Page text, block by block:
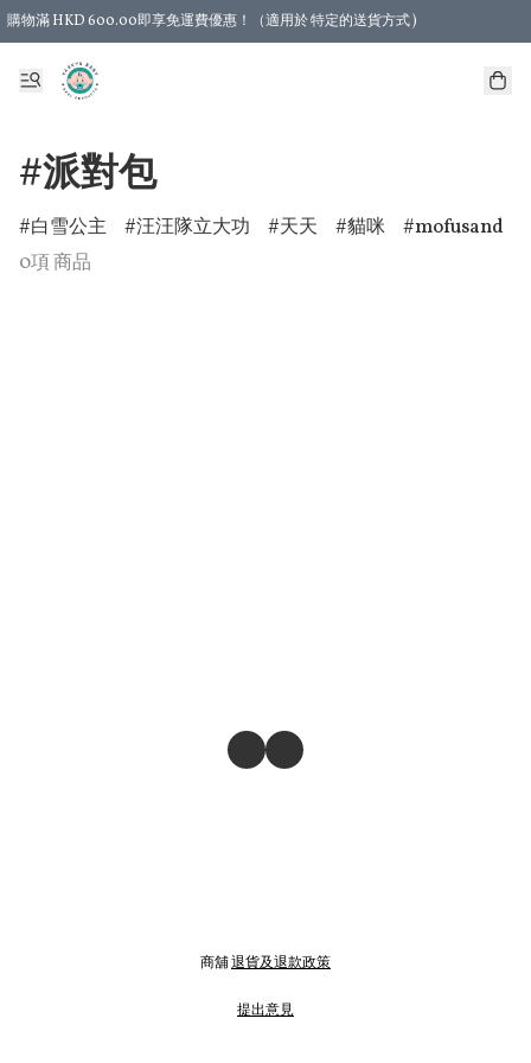
購物滿 HKD 600.00即享免運費優惠！（適用於 特定的送貨方式 )
#派對包
白雪公主 汪汪隊立大功 天天 貓咪
mofusand
0項 商品
商舖退貨及退款政策
提出意見